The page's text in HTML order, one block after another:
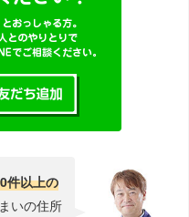
件以上の
いの住所